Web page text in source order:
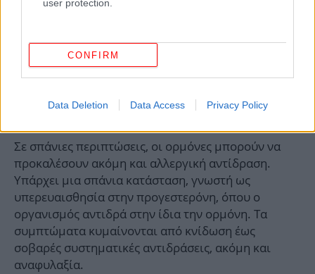
user protection.
CONFIRM
Data Deletion Data Access Privacy Policy
Ένας ακόμη παράγοντας που διαφοροποιεί την εμπειρία των
αλλεργιών στις γυναίκες είναι ο εμμηνορροϊκός κύκλος / ΑLAMY
Σε σπάνιες περιπτώσεις, οι ορμόνες μπορούν να
προκαλέσουν ακόμη και αλλεργική αντίδραση.
Υπάρχει μια σπάνια κατάσταση, γνωστή ως
υπερευαισθησία στην προγεστερόνη, όπου ο
οργανισμός αντιδρά στην ίδια την ορμόνη. Τα
συμπτώματα κυμαίνονται από κνίδωση έως
σοβαρές συστηματικές αντιδράσεις, ακόμη και
αναφυλαξία.